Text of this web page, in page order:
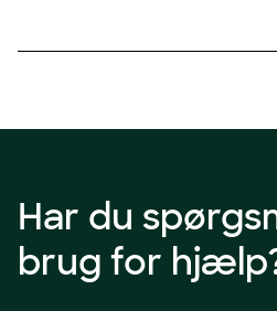
Har du
brug for